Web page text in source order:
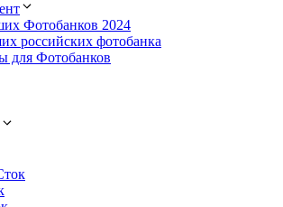
Фотобанков 2024
российских фотобанка
для Фотобанков